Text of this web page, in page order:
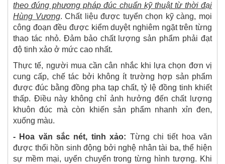
theo đúng phương pháp đúc chuẩn kỹ thuật từ thời đại
Hùng Vương. Chất liệu được tuyển chọn kỹ càng, mọi
công đoạn đều được kiểm duyệt nghiêm ngặt trên từng
thao tác nhỏ. Đảm bảo chất lượng sản phẩm phải đạt
độ tinh xảo ở mức cao nhất.
Thực tế, người mua cần cân nhắc khi lựa chọn đơn vị
cung cấp, chế tác bởi không ít trường hợp sản phẩm
được đúc bằng đồng pha tạp chất, tỷ lệ đồng tinh khiết
thấp. Điều này không chỉ ảnh hưởng đến chất lượng
khuôn đúc mà còn khiến sản phẩm nhanh xỉn đen,
xuống màu.
- Hoa văn sắc nét, tinh xảo: Từng chi tiết hoa văn
được thổi hồn sinh động bởi nghệ nhân tài ba, thể hiện
sự mềm mại, uyển chuyển trong từng hình tượng. Khi